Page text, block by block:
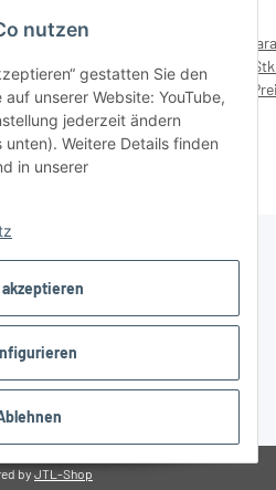
nutzen
gestatten Sie den
unserer Website: YouTube,
jederzeit ändern
Weitere Details finden
in unserer
munkees Karabiner-haken
D-Form Schraubverschluss
Schlüsselanhänger, 3246 –
mit Preisaufdruck 4,99 €
Preise nach Anmeldung
sichtbar
zzgl.Versand
by JTL-Shop